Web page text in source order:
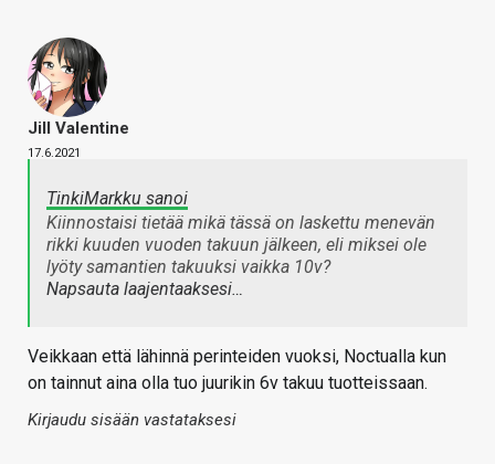
Jill Valentine
17.6.2021
TinkiMarkku sanoi
Kiinnostaisi tietää mikä tässä on laskettu menevän
rikki kuuden vuoden takuun jälkeen, eli miksei ole
lyöty samantien takuuksi vaikka 10v?
Napsauta laajentaaksesi…
Veikkaan että lähinnä perinteiden vuoksi, Noctualla kun
on tainnut aina olla tuo juurikin 6v takuu tuotteissaan.
Kirjaudu sisään vastataksesi